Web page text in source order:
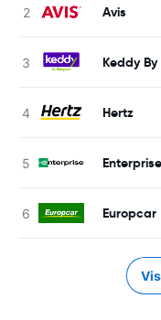
Avis
Keddy
Hertz
Enterprise
Europcar